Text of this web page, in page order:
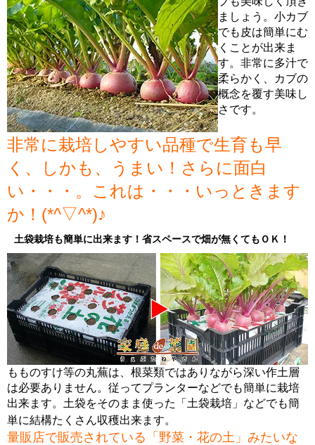
ましょう。小カブ
でも皮は簡単にむ
くことが出来ま
す。非常に多汁で
柔らかく、カブの
概念を覆す美味し
さです。
非常に栽培しやすい品種で生育も早
く、しかも、うまい！さらに面白
い・・・。これは・・・いっときます
か！(*^▽^*)♪
土袋栽培も簡単に出来ます！省スペースで畑が無くてもＯＫ！
もものすけ等の丸蕪は、根菜類ではありながら深い作土層
は必要ありません。従ってプランターなどでも簡単に栽培
出来ます。土袋をそのまま使った「土袋栽培」などでも簡
単に結構たくさん収穫出来ます。
量販店で販売されている「野菜・花の土」みたいな